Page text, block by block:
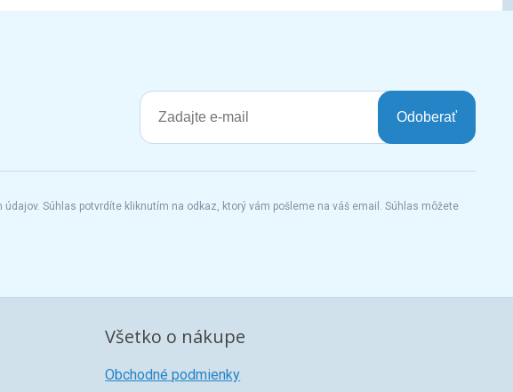
Odoberať
Súhlas potvrdíte kliknutím na odkaz, ktorý vám pošleme na váš email. Súhlas môžete
Všetko o nákupe
Obchodné podmienky